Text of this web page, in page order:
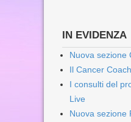
IN EVIDENZA
Nuova sezione
Il Cancer
I consulti del
Live
Nuova sezione